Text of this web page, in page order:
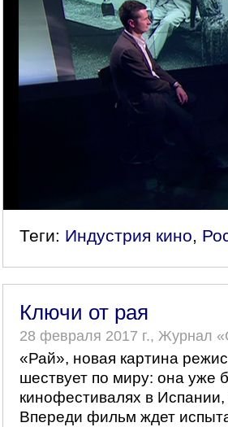
Теги: Индустрия кино,
Ключи от рая
28 февраля 2017 г., Журнал
«Рай», новая картина
шествует по миру: она уже
кинофестивалях в
Впереди фильм ждет